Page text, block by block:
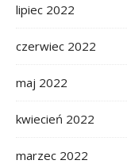
lipiec 2022
czerwiec 2022
maj 2022
kwiecień 2022
marzec 2022